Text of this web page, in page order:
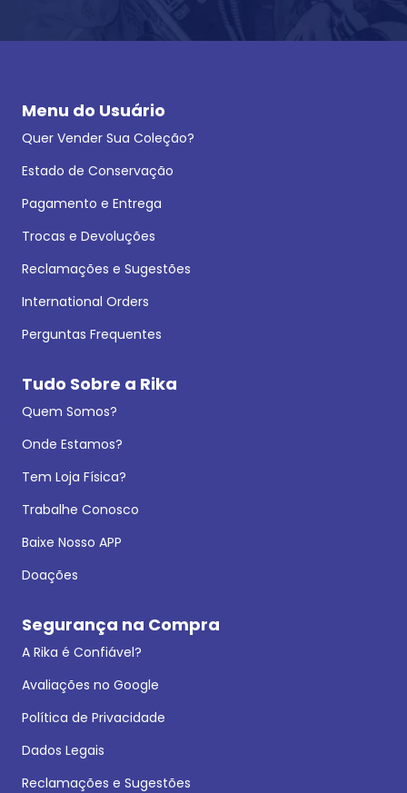
Menu do Usuário
Quer Vender Sua Coleção?
Estado de Conservação
Pagamento e Entrega
Trocas e Devoluções
Reclamações e Sugestões
International Orders
Perguntas Frequentes
Tudo Sobre a Rika
Quem Somos?
Onde Estamos?
Tem Loja Física?
Trabalhe Conosco
Baixe Nosso APP
Doações
Segurança na Compra
A Rika é Confiável?
Avaliações no Google
Política de Privacidade
Dados Legais
Reclamações e Sugestões